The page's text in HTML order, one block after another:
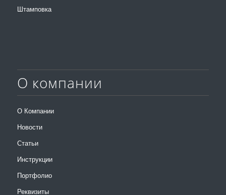
Штамповка
О компании
О Компании
Новости
Статьи
Инструкции
Портфолио
Реквизиты